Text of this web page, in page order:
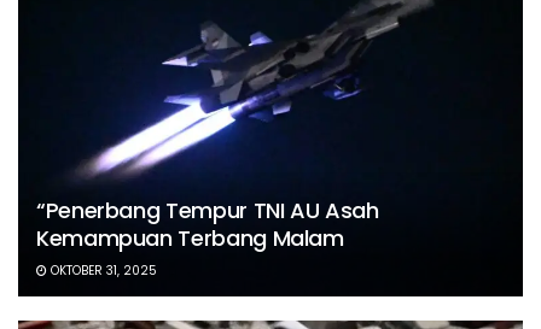
“Penerbang Tempur TNI AU Asah
Kemampuan Terbang Malam
OKTOBER 31, 2025